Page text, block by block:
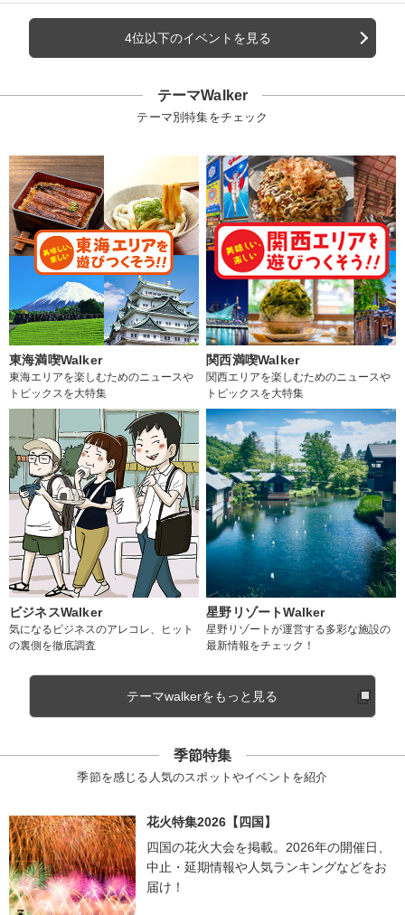
4位以下のイベントを見る
テーマWalker
テーマ別特集をチェック
東海満喫Walker
東海エリアを楽しむためのニュースや
トピックスを大特集
関西満喫Walker
関西エリアを楽しむためのニュースや
トピックスを大特集
ビジネスWalker
気になるビジネスのアレコレ、ヒット
の裏側を徹底調査
星野リゾートWalker
星野リゾートが運営する多彩な施設の
最新情報をチェック！
テーマwalkerをもっと見る
季節特集
季節を感じる人気のスポットやイベントを紹介
花火特集2026【四国】
四国の花火大会を掲載。2026年の開催日、
中止・延期情報や人気ランキングなどをお
届け！